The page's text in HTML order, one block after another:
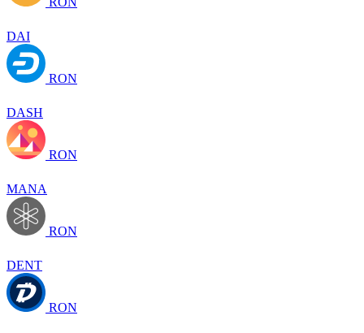
DAI
RON
DASH
RON
MANA
RON
DENT
RON